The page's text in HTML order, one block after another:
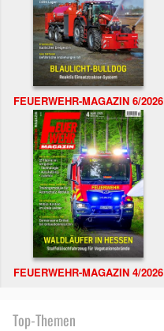
FEUERWEHR-MAGAZIN 6/2026
FEUERWEHR-MAGAZIN 4/2026
Top-Themen